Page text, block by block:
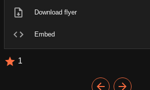
Download flyer
Embed
1